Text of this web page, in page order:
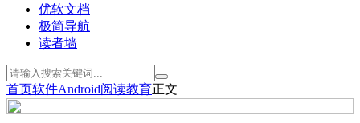
优软文档
极简导航
读者墙
首页软件Android阅读教育正文